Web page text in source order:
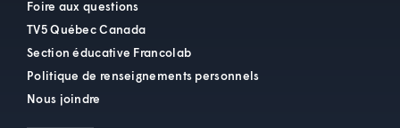
Foire aux questions
TV5 Québec Canada
Section éducative Francolab
Politique de renseignements personnels
Nous joindre